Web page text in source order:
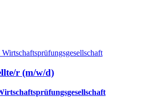
r (m/w/d)